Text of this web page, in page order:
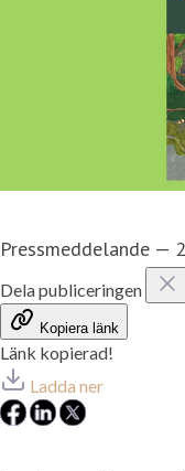
Pressmeddelande —
Dela publiceringen
Kopiera länk
Länk kopierad!
Ladda ner